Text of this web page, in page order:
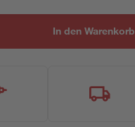
In den Warenkorb